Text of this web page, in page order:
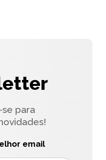
para
email